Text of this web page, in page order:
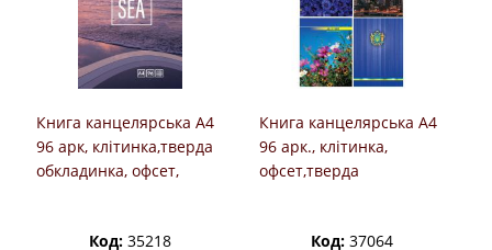
Книга канцелярська А4
96 арк, клітинка,тверда
обкладинка, офсет,
Код: 35218
Книга канцелярська А4
96 арк., клітинка,
офсет,тверда
Код:37064